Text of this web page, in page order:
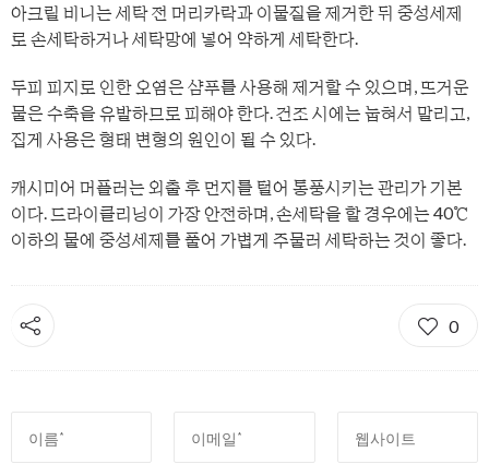
아크릴 비니는 세탁 전 머리카락과 이물질을 제거한 뒤 중성세제
로 손세탁하거나 세탁망에 넣어 약하게 세탁한다.
두피 피지로 인한 오염은 샴푸를 사용해 제거할 수 있으며, 뜨거운
물은 수축을 유발하므로 피해야 한다. 건조 시에는 눕혀서 말리고,
집게 사용은 형태 변형의 원인이 될 수 있다.
캐시미어 머플러는 외출 후 먼지를 털어 통풍시키는 관리가 기본
이다. 드라이클리닝이 가장 안전하며, 손세탁을 할 경우에는 40℃
이하의 물에 중성세제를 풀어 가볍게 주물러 세탁하는 것이 좋다.
0